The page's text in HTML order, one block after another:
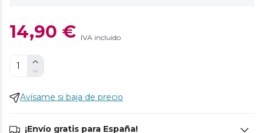
14,90 € IVA incluido
Avísame si baja de precio
¡Envío gratis para España!